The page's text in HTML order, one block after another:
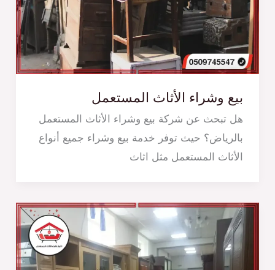
بيع وشراء الأثاث المستعمل
هل تبحث عن شركة بيع وشراء الأثاث المستعمل
بالرياض؟ حيث توفر خدمة بيع وشراء جميع أنواع
الأثاث المستعمل مثل اثاث